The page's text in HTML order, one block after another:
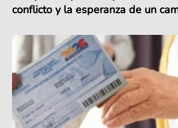
conflicto y la esperanza de un